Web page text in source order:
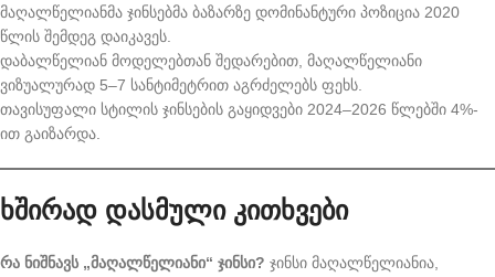
მაღალწელიანმა ჯინსებმა ბაზარზე დომინანტური პოზიცია 2020
წლის შემდეგ დაიკავეს.
დაბალწელიან მოდელებთან შედარებით, მაღალწელიანი
ვიზუალურად 5–7 სანტიმეტრით აგრძელებს ფეხს.
თავისუფალი სტილის ჯინსების გაყიდვები 2024–2026 წლებში 4%-
ით გაიზარდა.
ხშირად დასმული კითხვები
რა ნიშნავს „მაღალწელიანი“ ჯინსი? ჯინსი მაღალწელიანია,